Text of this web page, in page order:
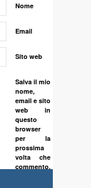
Nome
Email
Sito web
Salva il mio
nome,
email e sito
web in
questo
browser
per la
prossima
volta che
commento.